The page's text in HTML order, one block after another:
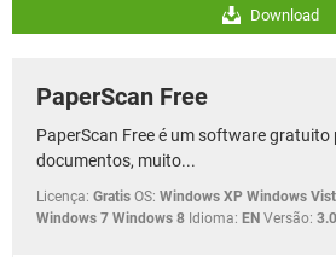
Download
PaperScan Free
PaperScan Free é um software
documentos, muito...
Licença: Gratis OS: Windows XP Windows
Windows 7 Windows 8 Idioma: EN Versão: